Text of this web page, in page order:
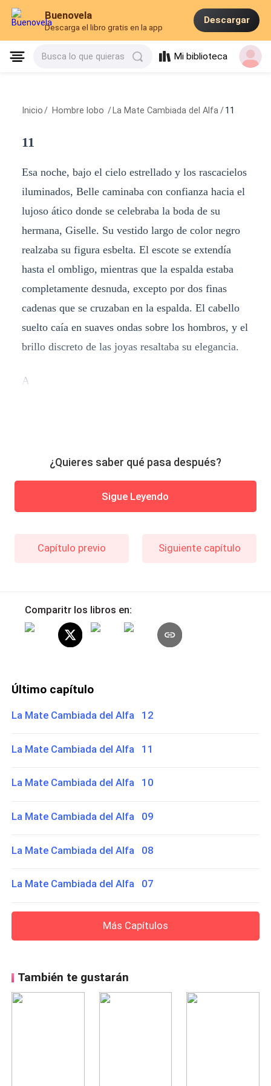
Buenovela
Descarga el libro gratis en la app
Descargar
Busca lo que quieras Mi biblioteca
Inicio / Hombre lobo / La Mate Cambiada del Alfa / 11
11
Esa noche, bajo el cielo estrellado y los rascacielos
iluminados, Belle caminaba con confianza hacia el
lujoso ático donde se celebraba la boda de su
hermana, Giselle. Su vestido largo de color negro
realzaba su figura esbelta. El escote se extendía
hasta el ombligo, mientras que la espalda estaba
completamente desnuda, excepto por dos finas
cadenas que se cruzaban en la espalda. El cabello
suelto caía en suaves ondas sobre los hombros, y el
brillo discreto de las joyas resaltaba su elegancia.
A
¿Quieres saber qué pasa después?
Sigue Leyendo
Capítulo previo Siguiente capítulo
Comparitr los libros en:
Último capítulo
La Mate Cambiada del Alfa 12
La Mate Cambiada del Alfa 11
La Mate Cambiada del Alfa 10
La Mate Cambiada del Alfa 09
La Mate Cambiada del Alfa 08
La Mate Cambiada del Alfa 07
Más Capítulos
También te gustarán